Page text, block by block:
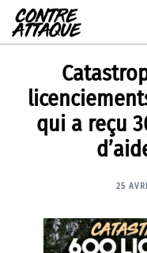
Aller
au
contenu
qui a reçu
25